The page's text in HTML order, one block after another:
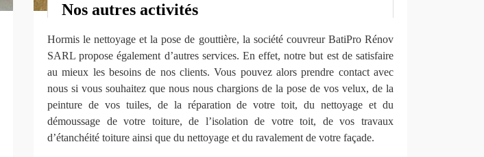
Nos autres activités
Hormis le nettoyage et la pose de gouttière, la société couvreur BatiPro Rénov
SARL propose également d’autres services. En effet, notre but est de satisfaire
au mieux les besoins de nos clients. Vous pouvez alors prendre contact avec
nous si vous souhaitez que nous nous chargions de la pose de vos velux, de la
peinture de vos tuiles, de la réparation de votre toit, du nettoyage et du
démoussage de votre toiture, de l’isolation de votre toit, de vos travaux
d’étanchéité toiture ainsi que du nettoyage et du ravalement de votre façade.